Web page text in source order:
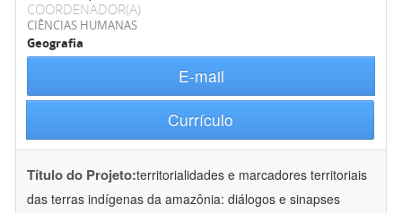
COORDENADOR(A)
CIÊNCIAS HUMANAS
Geografia
E-mail
Currículo
Título do Projeto:territorialidades e marcadores territoriais
das terras indígenas da amazônia: diálogos e sinapses